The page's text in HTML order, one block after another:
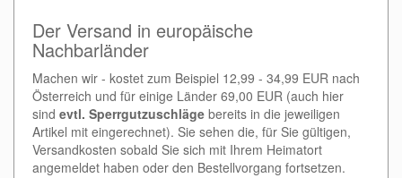
Der Versand in europäische
Nachbarländer
Machen wir - kostet zum Beispiel 12,99 - 34,99 EUR nach
Österreich und für einige Länder 69,00 EUR (auch hier
sind evtl. Sperrgutzuschläge bereits in die jeweiligen
Artikel mit eingerechnet). Sie sehen die, für Sie gültigen,
Versandkosten sobald Sie sich mit Ihrem Heimatort
angemeldet haben oder den Bestellvorgang fortsetzen.